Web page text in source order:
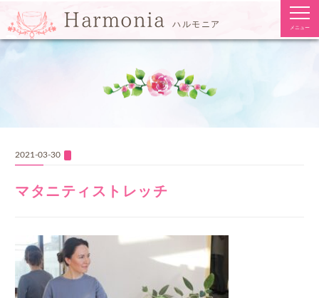
Harmonia ハルモニア メニュー
2021-03-30
マタニティストレッチ